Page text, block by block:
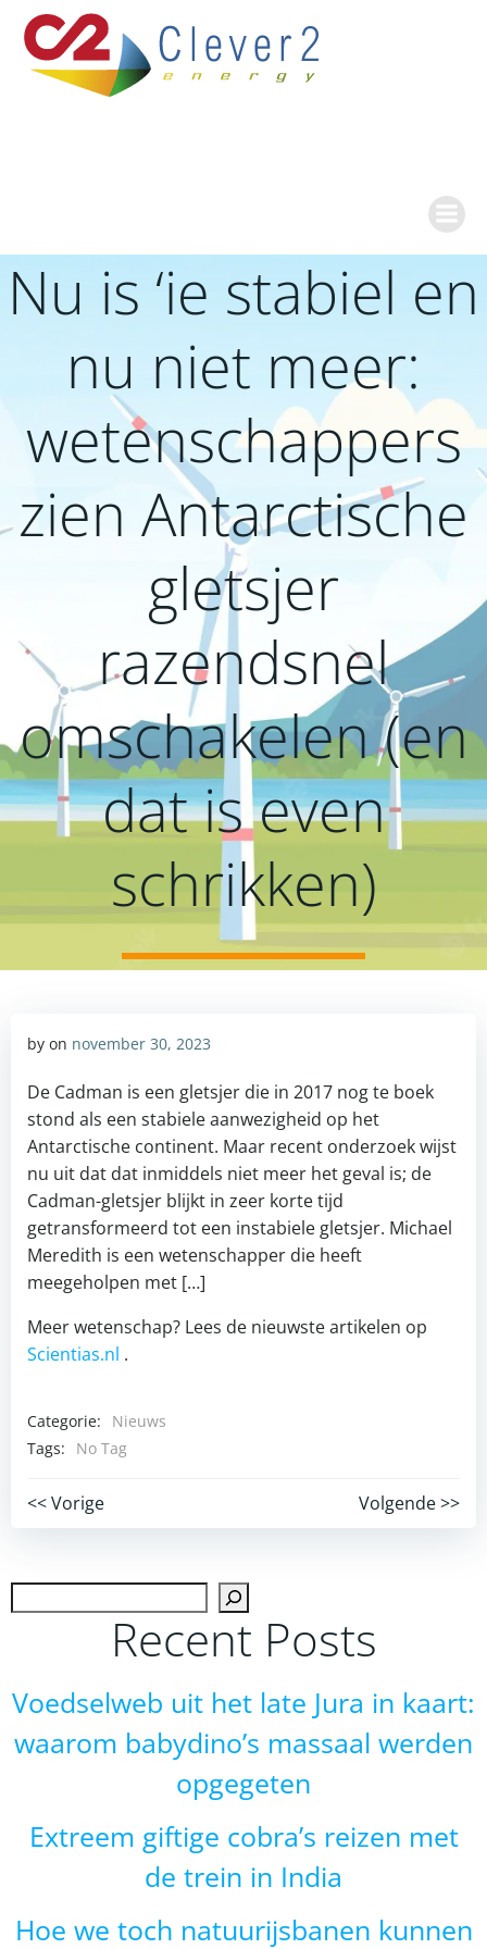
naar
de
inhoud
Nu is ‘ie stabiel en
nu niet meer:
wetenschappers
zien Antarctische
gletsjer
razendsnel
omschakelen (en
dat is even
schrikken)
by on november 30, 2023
De Cadman is een gletsjer die in 2017 nog te boek
stond als een stabiele aanwezigheid op het
Antarctische continent. Maar recent onderzoek wijst
nu uit dat dat inmiddels niet meer het geval is; de
Cadman-gletsjer blijkt in zeer korte tijd
getransformeerd tot een instabiele gletsjer. Michael
Meredith is een wetenschapper die heeft
meegeholpen met […]
Meer wetenschap? Lees de nieuwste artikelen op
Scientias.nl .
Categorie:
Nieuws
Tags:
No Tag
Post
navigation
<< Vorige
Post
navigation
Volgende >>
Recent Posts
Voedselweb uit het late Jura in kaart:
waarom babydino’s massaal werden
opgegeten
Extreem giftige cobra’s reizen met
de trein in India
Hoe we toch natuurijsbanen kunnen